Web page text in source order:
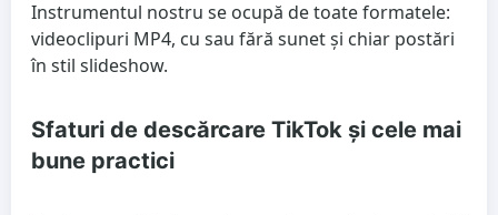
Instrumentul nostru se ocupă de toate formatele:
videoclipuri MP4, cu sau fără sunet și chiar postări
în stil slideshow.
Sfaturi de descărcare TikTok și cele mai
bune practici